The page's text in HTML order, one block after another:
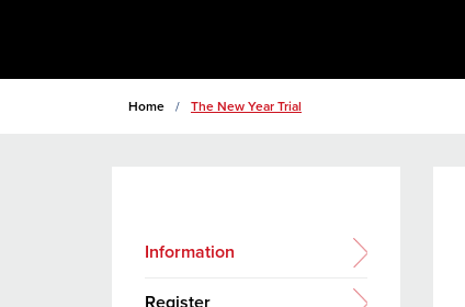
Home / The New Year Trial
Information
Register